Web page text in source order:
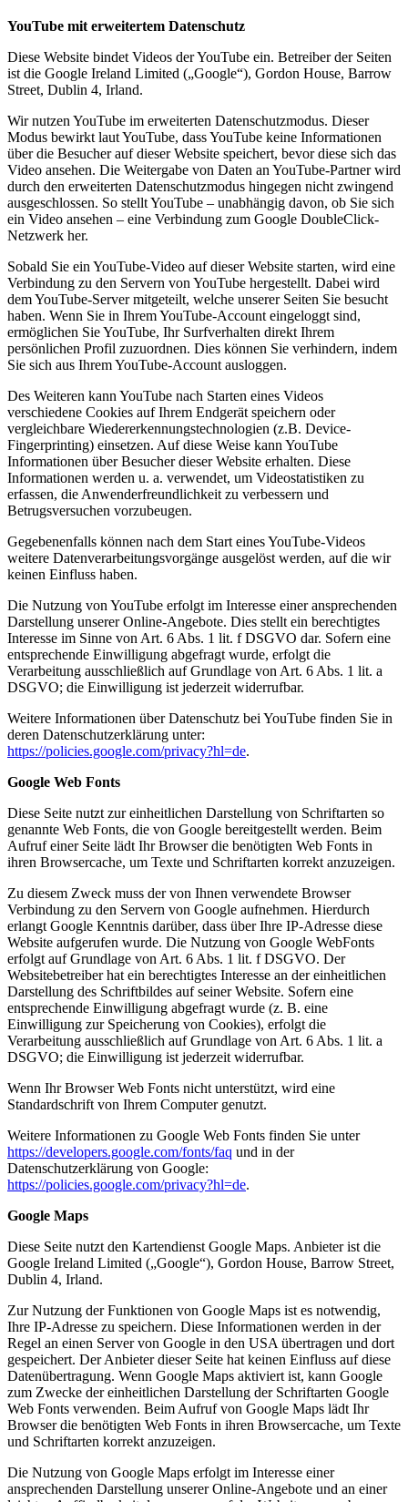
YouTube mit erweitertem Datenschutz
Diese Website bindet Videos der YouTube ein. Betreiber der Seiten
ist die Google Ireland Limited („Google“), Gordon House, Barrow
Street, Dublin 4, Irland.
Wir nutzen YouTube im erweiterten Datenschutzmodus. Dieser
Modus bewirkt laut YouTube, dass YouTube keine Informationen
über die Besucher auf dieser Website speichert, bevor diese sich das
Video ansehen. Die Weitergabe von Daten an YouTube-Partner wird
durch den erweiterten Datenschutzmodus hingegen nicht zwingend
ausgeschlossen. So stellt YouTube – unabhängig davon, ob Sie sich
ein Video ansehen – eine Verbindung zum Google DoubleClick-
Netzwerk her.
Sobald Sie ein YouTube-Video auf dieser Website starten, wird eine
Verbindung zu den Servern von YouTube hergestellt. Dabei wird
dem YouTube-Server mitgeteilt, welche unserer Seiten Sie besucht
haben. Wenn Sie in Ihrem YouTube-Account eingeloggt sind,
ermöglichen Sie YouTube, Ihr Surfverhalten direkt Ihrem
persönlichen Profil zuzuordnen. Dies können Sie verhindern, indem
Sie sich aus Ihrem YouTube-Account ausloggen.
Des Weiteren kann YouTube nach Starten eines Videos
verschiedene Cookies auf Ihrem Endgerät speichern oder
vergleichbare Wiedererkennungstechnologien (z.B. Device-
Fingerprinting) einsetzen. Auf diese Weise kann YouTube
Informationen über Besucher dieser Website erhalten. Diese
Informationen werden u. a. verwendet, um Videostatistiken zu
erfassen, die Anwenderfreundlichkeit zu verbessern und
Betrugsversuchen vorzubeugen.
Gegebenenfalls können nach dem Start eines YouTube-Videos
weitere Datenverarbeitungsvorgänge ausgelöst werden, auf die wir
keinen Einfluss haben.
Die Nutzung von YouTube erfolgt im Interesse einer ansprechenden
Darstellung unserer Online-Angebote. Dies stellt ein berechtigtes
Interesse im Sinne von Art. 6 Abs. 1 lit. f DSGVO dar. Sofern eine
entsprechende Einwilligung abgefragt wurde, erfolgt die
Verarbeitung ausschließlich auf Grundlage von Art. 6 Abs. 1 lit. a
DSGVO; die Einwilligung ist jederzeit widerrufbar.
Weitere Informationen über Datenschutz bei YouTube finden Sie in
deren Datenschutzerklärung unter:
https://policies.google.com/privacy?hl=de.
Google Web Fonts
Diese Seite nutzt zur einheitlichen Darstellung von Schriftarten so
genannte Web Fonts, die von Google bereitgestellt werden. Beim
Aufruf einer Seite lädt Ihr Browser die benötigten Web Fonts in
ihren Browsercache, um Texte und Schriftarten korrekt anzuzeigen.
Zu diesem Zweck muss der von Ihnen verwendete Browser
Verbindung zu den Servern von Google aufnehmen. Hierdurch
erlangt Google Kenntnis darüber, dass über Ihre IP-Adresse diese
Website aufgerufen wurde. Die Nutzung von Google WebFonts
erfolgt auf Grundlage von Art. 6 Abs. 1 lit. f DSGVO. Der
Websitebetreiber hat ein berechtigtes Interesse an der einheitlichen
Darstellung des Schriftbildes auf seiner Website. Sofern eine
entsprechende Einwilligung abgefragt wurde (z. B. eine
Einwilligung zur Speicherung von Cookies), erfolgt die
Verarbeitung ausschließlich auf Grundlage von Art. 6 Abs. 1 lit. a
DSGVO; die Einwilligung ist jederzeit widerrufbar.
Wenn Ihr Browser Web Fonts nicht unterstützt, wird eine
Standardschrift von Ihrem Computer genutzt.
Weitere Informationen zu Google Web Fonts finden Sie unter
https://developers.google.com/fonts/faq und in der
Datenschutzerklärung von Google:
https://policies.google.com/privacy?hl=de.
Google Maps
Diese Seite nutzt den Kartendienst Google Maps. Anbieter ist die
Google Ireland Limited („Google“), Gordon House, Barrow Street,
Dublin 4, Irland.
Zur Nutzung der Funktionen von Google Maps ist es notwendig,
Ihre IP-Adresse zu speichern. Diese Informationen werden in der
Regel an einen Server von Google in den USA übertragen und dort
gespeichert. Der Anbieter dieser Seite hat keinen Einfluss auf diese
Datenübertragung. Wenn Google Maps aktiviert ist, kann Google
zum Zwecke der einheitlichen Darstellung der Schriftarten Google
Web Fonts verwenden. Beim Aufruf von Google Maps lädt Ihr
Browser die benötigten Web Fonts in ihren Browsercache, um Texte
und Schriftarten korrekt anzuzeigen.
Die Nutzung von Google Maps erfolgt im Interesse einer
ansprechenden Darstellung unserer Online-Angebote und an einer